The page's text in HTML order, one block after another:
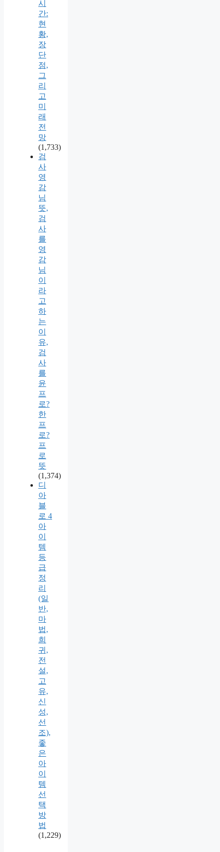
시
간:
현
황,
장
단
점,
그
리
고
미
래
전
망
(1,733)
검
사
영
감
님
뜻,
검
사
를
영
감
님
이
라
고
하
는
이
유,
검
사
를
윤
프
로?
한
프
로?
프
로
뜻
(1,374)
디
아
블
로 4
아
이
템
등
급
정
리
(일
반,
마
법,
희
귀,
전
설,
고
유,
신
성,
선
조),
좋
은
아
이
템
선
택
방
법
(1,229)